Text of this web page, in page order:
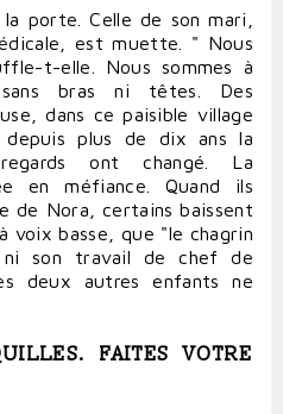
porte. Celle de son mari,
est muette. " Nous
t-elle. Nous sommes à
bras ni têtes. Des
dans ce paisible village
depuis plus de dix ans la
ont changé. La
en méfiance. Quand ils
de Nora, certains baissent
voix basse, que "le chagrin
ni son travail de chef de
deux autres enfants ne
FAITES VOTRE